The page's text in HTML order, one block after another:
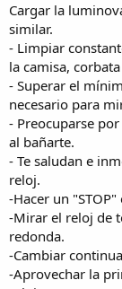
Cargar la
similar.
- Limpiar
la camisa,
- Superar el
necesario para
- Preocuparse
al bañarte.
- Te saludan e
reloj.
-Hacer un
-Mirar el reloj de
redonda.
-Cambiar
-Aprovechar la